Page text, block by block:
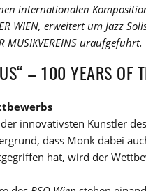
internationalen
WIEN, erweitert um Jazz
MUSIKVEREINS uraufgeführt.
– 100 YEARS OF
innovativsten Künstler
dass Monk dabei
hat, wird der